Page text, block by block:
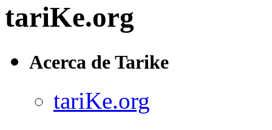
tariKe.org
Acerca de Tarike
tariKe.org